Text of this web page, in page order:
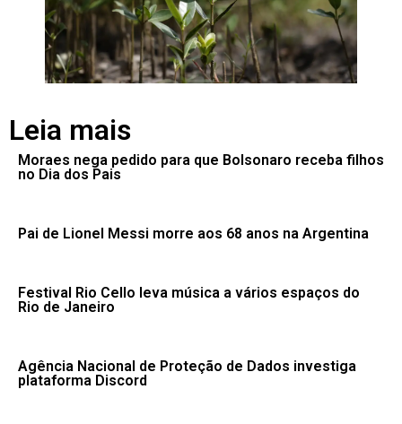
Leia mais
Moraes nega pedido para que Bolsonaro receba filhos
no Dia dos Pais
Pai de Lionel Messi morre aos 68 anos na Argentina
Festival Rio Cello leva música a vários espaços do
Rio de Janeiro
Agência Nacional de Proteção de Dados investiga
plataforma Discord